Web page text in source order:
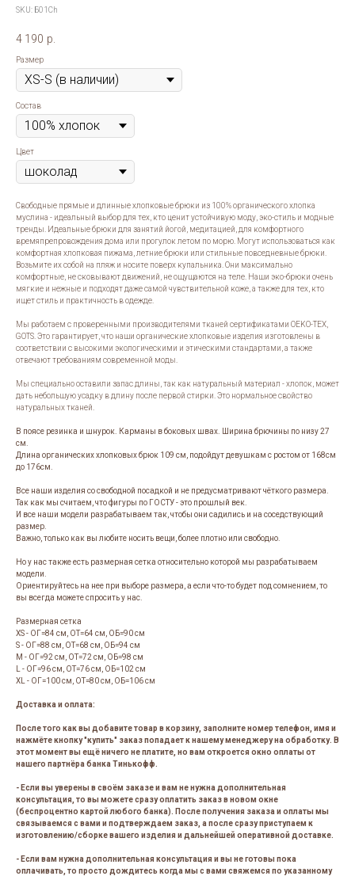
SKU: Б01Ch
4 190 р.
Размер
Состав
Цвет
Свободные прямые и длинные хлопковые брюки из 100% органического хлопка
муслина - идеальный выбор для тех, кто ценит устойчивую моду, эко-стиль и модные
тренды. Идеальные брюки для занятий йогой, медитацией, для комфортного
времяпрепровождения дома или прогулок летом по морю. Могут использоваться как
комфортная хлопковая пижама, летние брюки или стильные повседневные брюки.
Возьмите их собой на пляж и носите поверх купальника. Они максимально
комфортные, не сковывают движений, не ощущаются на теле. Наши эко-брюки очень
мягкие и нежные и подходят даже самой чувствительной коже, а также для тех, кто
ищет стиль и практичность в одежде.
Мы работаем с проверенными производителями тканей сертификатами OEKO-TEX,
GOTS. Это гарантирует, что наши органические хлопковые изделия изготовлены в
соответствии с высокими экологическими и этическими стандартами, а также
отвечают требованиям современной моды.
Мы специально оставили запас длины, так как натуральный материал - хлопок, может
дать небольшую усадку в длину после первой стирки. Это нормальное свойство
натуральных тканей.
В поясе резинка и шнурок. Карманы в боковых швах. Ширина брючины по низу 27
см.
Длина органических хлопковых брюк 109 см, подойдут девушкам с ростом от 168см
до 176см.
Все наши изделия со свободной посадкой и не предусматривают чёткого размера.
Так как мы считаем, что фигуры по ГОСТУ - это прошлый век.
И все наши модели разрабатываем так, чтобы они садились и на соседствующий
размер.
Важно, только как вы любите носить вещи, более плотно или свободно.
Но у нас также есть размерная сетка относительно которой мы разрабатываем
модели.
Ориентируйтесь на нее при выборе размера, а если что-то будет под сомнением, то
вы всегда можете спросить у нас.
Размерная сетка
XS - ОГ=84 см, ОТ=64 см, ОБ=90 см
S - ОГ=88 см, ОТ=68 см, ОБ=94 см
M - ОГ=92 см, ОТ=72 см, ОБ=98 см
L - ОГ=96 см, ОТ=76 см, ОБ=102 см
XL - ОГ=100 см, ОТ=80 см, ОБ=106 см
Доставка и оплата:
После того как вы добавите товар в корзину, заполните номер телефон, имя и
нажмёте кнопку "купить" заказ попадает к нашему менеджеру на обработку. В
этот момент вы ещё ничего не платите, но вам откроется окно оплаты от
нашего партнёра банка Тинькофф.
- Если вы уверены в своём заказе и вам не нужна дополнительная
консультация, то вы можете сразу оплатить заказ в новом окне
(беспроцентно картой любого банка). После получения заказа и оплаты мы
связываемся с вами и подтверждаем заказ, а после сразу приступаем к
изготовлению/сборке вашего изделия и дальнейшей оперативной доставке.
- Если вам нужна дополнительная консультация и вы не готовы пока
оплачивать, то просто дождитесь когда мы с вами свяжемся по указанному